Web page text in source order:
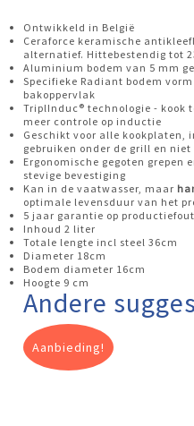
Ontwikkeld in België
Ceraforce keramische
alternatief. Hittebestendig tot
Aluminium bodem van 5 mm
Specifieke Radiant bodem
bakoppervlak
TriplInduc® technologie - kook
meer controle op inductie
Geschikt voor alle kookplaten,
gebruiken onder de grill en
Ergonomische gegoten
stevige bevestiging
Kan in de vaatwasser, maar
optimale levensduur van het
5 jaar garantie op
Inhoud 2 liter
Totale lengte incl steel 36cm
Diameter 18cm
Bodem diameter 16cm
Hoogte 9 cm
Andere
Aanbieding!